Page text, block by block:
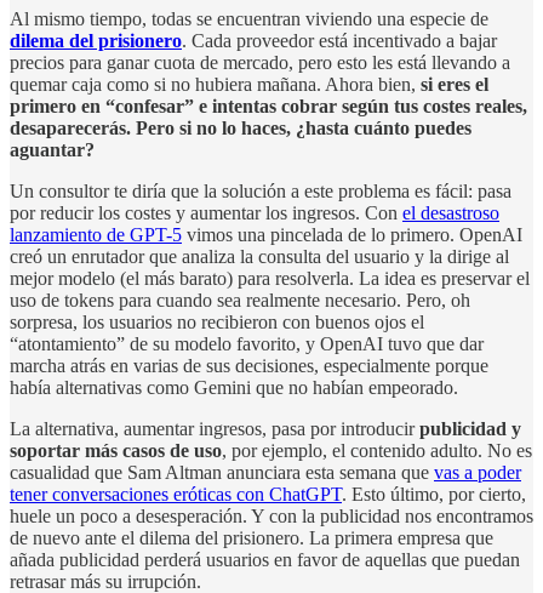
Al mismo tiempo, todas se encuentran viviendo una especie de
dilema del prisionero. Cada proveedor está incentivado a bajar
precios para ganar cuota de mercado, pero esto les está llevando a
quemar caja como si no hubiera mañana. Ahora bien, si eres el
primero en “confesar” e intentas cobrar según tus costes reales,
desaparecerás. Pero si no lo haces, ¿hasta cuánto puedes
aguantar?
Un consultor te diría que la solución a este problema es fácil: pasa
por reducir los costes y aumentar los ingresos. Con el desastroso
lanzamiento de GPT-5 vimos una pincelada de lo primero. OpenAI
creó un enrutador que analiza la consulta del usuario y la dirige al
mejor modelo (el más barato) para resolverla. La idea es preservar el
uso de tokens para cuando sea realmente necesario. Pero, oh
sorpresa, los usuarios no recibieron con buenos ojos el
“atontamiento” de su modelo favorito, y OpenAI tuvo que dar
marcha atrás en varias de sus decisiones, especialmente porque
había alternativas como Gemini que no habían empeorado.
La alternativa, aumentar ingresos, pasa por introducirpublicidad y
soportar más casos de uso, por ejemplo, el contenido adulto. No es
casualidad que Sam Altman anunciara esta semana que vas a poder
tener conversaciones eróticas con ChatGPT. Esto último, por cierto,
huele un poco a desesperación. Y con la publicidad nos encontramos
de nuevo ante el dilema del prisionero. La primera empresa que
añada publicidad perderá usuarios en favor de aquellas que puedan
retrasar más su irrupción.